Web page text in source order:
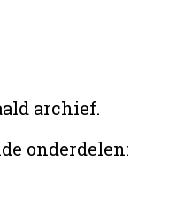
archief.
onderdelen: